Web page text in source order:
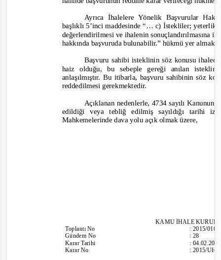
Ayrıca İhalelere Yönelik Başvurular
başlıklı 5’inci maddesinde“… c) İstekliler; yeterlik
değerlendirilmesi ve ihalenin sonuçlandırılmasına
hakkında başvuruda bulunabilir.” hükmü yer
Başvuru sahibi isteklinin söz konusu
haiz olduğu, bu sebeple gereği anılan
anlaşılmıştır. Bu itibarla, başvuru sahibinin söz
reddedilmesi gerekmektedir.
Açıklanan nedenlerle, 4734 sayılı
edildiği veya tebliğ edilmiş sayıldığı tarihi
Mahkemelerinde dava yolu açık olmak üzere,
KAMU İHALE
ToplantıNo
Gündem No
Karar Tarihi
Karar No
:2015/010
:28
:
:2015/